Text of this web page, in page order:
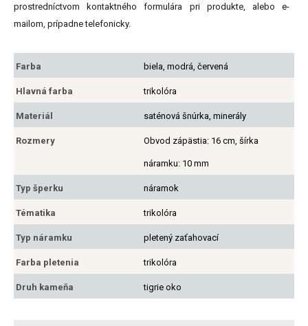
prostredníctvom kontaktného formulára pri produkte, alebo e-
mailom, prípadne telefonicky.
Farba biela, modrá, červená
Hlavná farba trikolóra
Materiál saténová šnúrka, minerály
Rozmery Obvod zápästia: 16 cm, šírka
náramku: 10 mm
Typ šperku náramok
Tématika trikolóra
Typ náramku pletený zaťahovací
Farba pletenia trikolóra
Druh kameňa tigrie oko